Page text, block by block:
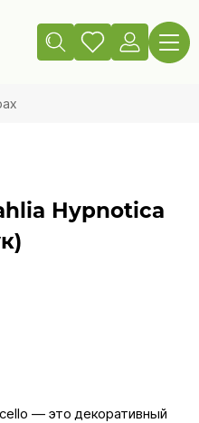
Hypnotica
— это декоративный